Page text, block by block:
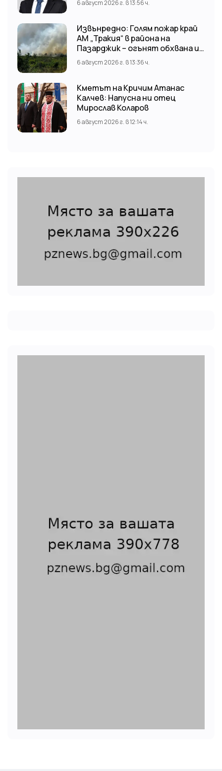
6 август 2026 г. в 13:56 ч.
Извънредно: Голям пожар край
АМ „Тракия“ в района на
Пазарджик – огънят обхвана и
лозови масиви
6 август 2026 г. в 13:36 ч.
Кметът на Кричим Атанас
Калчев: Напусна ни отец
Мирослав Коларов
6 август 2026 г. в 12:14 ч.